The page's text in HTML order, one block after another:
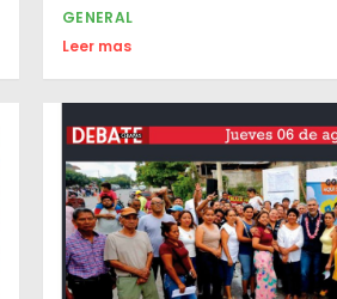
GENERAL
Leer mas